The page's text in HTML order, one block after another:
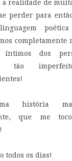
realidade de
perder para
completamente
íntimos dos
tão
história
que me
todos os dias!